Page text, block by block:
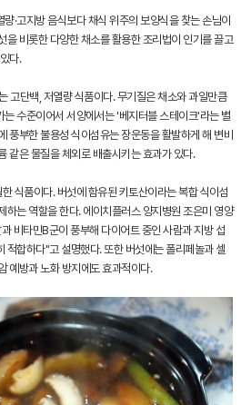
·고지방 음식보다 채식 위주의 보양식을 찾는 손님이
을 비롯한 다양한 채소를 활용한 조리법이 인기를 끌고
다.
단백, 저열량 식품이다. 무기질은 채소와 과일만큼
수준이어서 서양에서는 '베지터블 스테이크'라는 별
풍부한 불용성 식이섬유는 장운동을 활발하게 해 변비
같은 물질을 체외로 배출시키는 효과가 있다.
식품이다. 버섯에 함유된 키토산이라는 복합 식이섬
하는 역할을 한다. 에이치플러스 양지병원 조은미 영양
비타민B군이 풍부해 다이어트 중인 사람과 지방 섭
적합하다"고 설명했다. 또한 버섯에는 폴리페놀과 셀
예방과 노화 방지에도 효과적이다.